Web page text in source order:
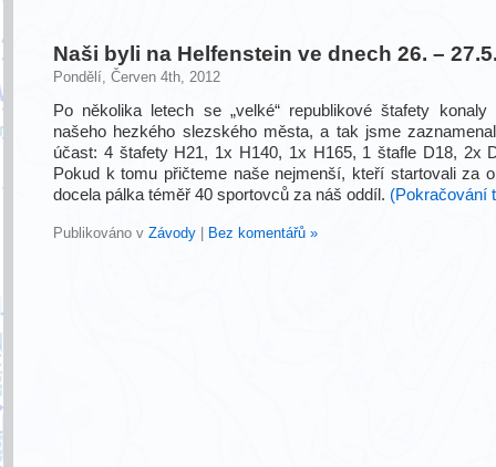
Naši byli na Helfenstein ve dnech 26. –
Pondělí, Červen 4th, 2012
Po několika letech se „velké“ republikové štafety konaly
našeho hezkého slezského města, a tak jsme
účast: 4 štafety H21, 1x H140, 1x H165, 1 štafle D18, 2x
Pokud k tomu přičteme naše nejmenší, kteří startovali za
docela pálka téměř 40 sportovců za náš oddíl. (Pokračování
Publikováno v Závody Bez komentářů »